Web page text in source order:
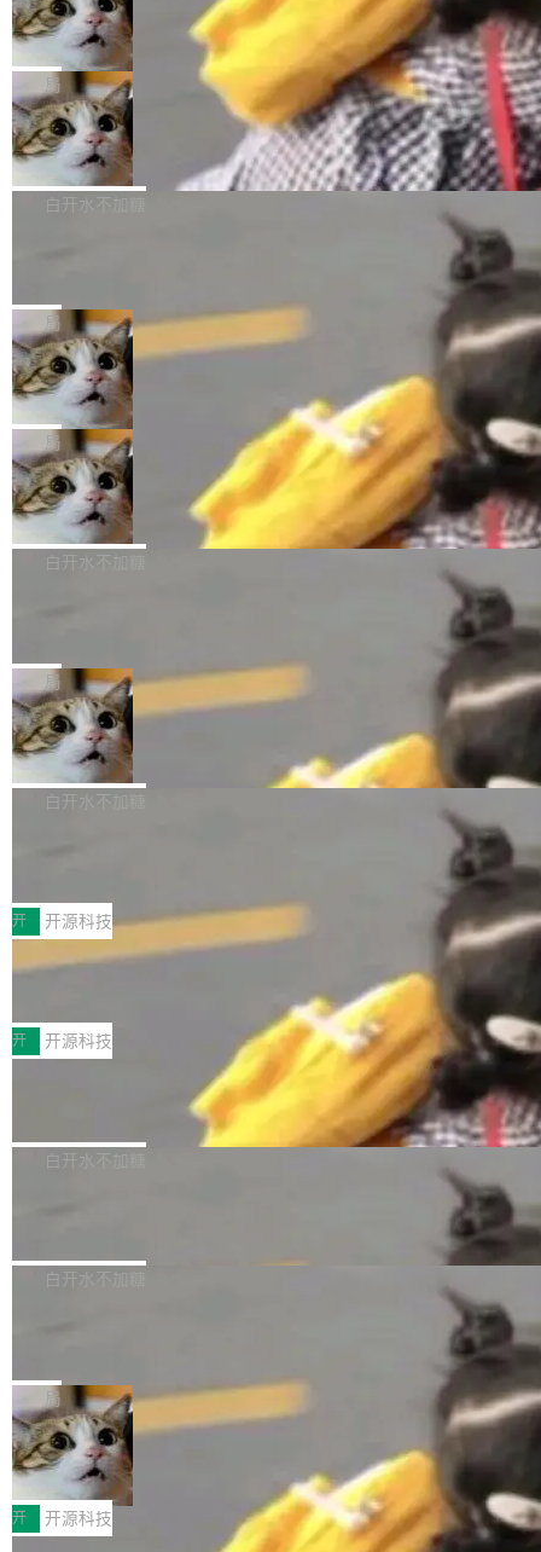
意味着一个无人看管的 AI 程序，在近半年时间
里日夜不停地"烧钱"。 复盘显示，...
而美国模型厂商在"闭门造车"。他的原话是 "buil
ding in silos"——各自为战，互不通气。 这个判
断从他嘴里说出来分量不同。Hugging Face 是
全球最大的开源 AI 平台，上面跑着上百万个模
型。谁在开源赛道上领先，...
序给别人用。偶尔有人自己写个博客系统、智能
家居控制、家庭实验室，都算稀奇事。 Crawsh
aw 是 Shelley 的作者，一个开源 AI coding age
nt。他最近在博客上写了一篇文章，核心论点很
简单：开发者工具必须开源。 理由不是传统的自
由软件情怀，而是一个跟 AI agent 直接相关的
技术判断。 两行 prompt 就能个性化任何软件 C
DeepSeek Harness 宣布内测邀请，全
网最大规模开源 Agent 路演现场诞生
一条内测招募帖，发出去的时候大概没人想到它
会变成一场开源 Agent 生态的路演。 8月1日，
DeepSeek Harness 团队负责人崔添翼（tiany
i）在 X 上发帖： 「如果你是 Agent Harness 相
关开源项目的开发者，希望参加 DeepSeek Har
ness 的内测，可以回复或私信联系我。请附上
Harness 负责把能力落到真实环境中——调用工
具、读写文件、管理上下文、处理错误、完成闭
环。崔添翼招人的标...
局
商汤 SenseNova U1.5-Lite-Preview
开源
商汤科技宣布面向社区开源轻量级统一多模态模
型的预览版本 SenseNova U1.5-Lite-Preview。
理解、推理、生成与编辑，还仅以 8B-MoT 的轻
量大小，将能力推进到4K、更精细的真实质感、
更复杂的视觉控制和可持续迭代编辑。 相比 U
1，U1.5-Lite-Preview 在以下方向上带来了显著
提升： 原生支持4K图像生成； 更精细的局部纹
理、细节与真实世界质感； 更准确的中英文文字
生成与复杂版式组织； 更稳定的图...
白开水不加糖
nap。这次是 hwctl——一个用来检查 Ubuntu
硬件认证状态的命令行工具。 Canonical 工程师
Alan Griffiths 在邮件列表中说得很直白：「hwc
tl 是一个 Ubuntu 专有的包，它和它的依赖项都
是 Ubuntu 专有的，不会用在其他发行版上。」
所以 deb 版本的受众实际上为零。既然只有 Ub
untu 用户在用，那用 snap 打包就没什么可纠结
的。 从 deb 到 snap 的迁移路径 hwctl 是 rust-
hwlib 硬件 API 库的一部分，命令行工具负责查
局
Dario Amodei 担心新人来 Anthropic
只为金钱，不为使命
顶级 AI 研究员在两家公司之间来回跳，中间只
隔了几天。 Lilian Weng 上周刚宣布因健康原因
离开 Thinking Machines Lab，说自己作为联合
创始人的角色「太累了」。几天后，The Inform
ation 就曝出她将重回 OpenAI，负责递归自我
改进方向的研究。她是 Thinking Machines 过
一在人才争夺战中失血的公司。六月，Google
连失两员大将：Noam Shazeer 去了 Op...
局
FFmpeg 9.0 发布
FFmpeg 9.0 现已发布，包含多项改进。官方更
新日志列出的 9.0 版本主要更新内容如下： 扩
er HE-AAC 960 解码 (DAB+) transpose_cuda
filter 添加 AMF Frame Rate Converter (vf_frc
_amf) filter SMPTE 2094-50 元数据支持和直
通 ProRes RAW VideoToolbox 硬件加速器 AP
V ...
白开水不加糖
Code 在 X 上发帖：「DeepSeek Flash did 8T
tokens on August 1st. 5T of free usage + 3T
on OpenCode Go.」79.8 万次浏览，连带着 #
DeepSeek一天消耗了8万亿# 上了微博热搜——
注意这是 OpenCode 一家的消耗。 OpenCode
不完。」5T 来自免费额度，3T 来自 Go...
局
NetBSD 11.0 正式发布
NetBSD 11.0 现已正式发布，这是 NetBSD 操
作系统的第十八个主要版本。 自 NetBSD 10.1
ve JH71XX 的设备，例如 VisionFive 2、PINE
64 STAR64，以及 QEMU。 增强了对 POSIX.1
-2024 和 C23 编程接口标准的兼容性。 compat
_linux(8) 增强了对 Linux 系统调用的支持，包
括 epoll（围绕 kqueue 实现）、POSIX 消息队
列、...
白开水不加糖
案
享会在上海举办。鸿蒙生态的全场景智慧营销平
台鲸鸿动能协同华为游戏中心，面向游戏行业开
发者及生态伙伴，系统呈现了平台在游戏领域的
完整能力版图——从IAP高价值用户的全周期经
营、到IAA游戏的“买变一体”正循环、再到联运与
广告协同的全链路经营闭环，以及面向全球市场
的出海增长布局。 华为终端云业务商业化销售负
责人在开场致辞中表示，游戏开发者的核心诉求
已不再是“多一个投放渠道”，而是一套能够持续
高质量游戏...
开 开源科技
技嘉X3D系列再添新成员 B850 AORU
面向AMD Ryzen X3D处理器玩家，技嘉X3D系
列主板阵容迎来新成员——B850 AORUS ELITE
X3D。作为面向主流高性能平台打造的全新主板
产品，B850 AORUS ELITE X3D延续技嘉在X3
D平台优化上的技术积累，旨在为游戏玩家带来
更稳定、更高效的装机选择。 B850 AORUS ELI
式2.0，可根据不同使用场景释放处理器潜力，
开 开源科技
Zadig v5.0 发布：AI 发布专员与 AI 审
我们团队这几天最大的卡点不是 AI 写得不够
好，是 AI 写得太好了。 好到审查排期从两天的
过 1528 名开发者，85% 说 AI 把瓶颈从写代码
白开水不加糖
数据库，有一个图形后端。作为一个原生的 Gra
布，具体更新内容包括： feat(zero)：Zero 现
支持 --security superflag（token=...;whitelist
=...），与 Alpha 版本的格式一致，并据此对其
管理 HTTP 端点进行授权。 <blockquote> <p>
<span><strong>警告：</strong>&nbsp;Zero
的 admin ...
白开水不加糖
块钱的玩意儿——一根小竹签，一个竹筒，一头
系着涂了松香的线。甩起来，竹膜震动，发出“哇
——哇”的蝉鸣声。实物越来越难找了，有开发者
把它做成了 Web 玩具，放在 zhuzhiliao.imsai.c
c 上，并在 GitHub 开源。 玩法很简单：按住屏
幕画圈，或者直接甩手机。页面会实时显示转速
局
30倍效率升级：解锁医学影像数据要素
价值化的真实路径
完成一例腹部CT影像标注，张医生过去需要约1
20个小时。他必须在数百张连续影像上，一笔一
笔勾画边界，一层一层识别肌肉组织。如今，使
开 开源科技